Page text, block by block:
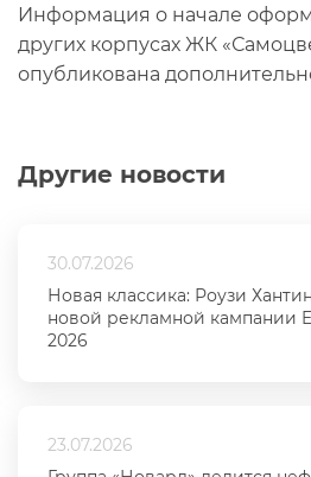
Другие новости
30.07.2026
Новая классика: Роузи
новой рекламной кампании
2026
23.07.2026
Информация о начале
других корпусах ЖК
опубликована